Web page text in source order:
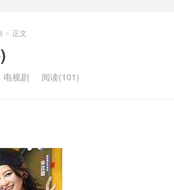
> 正文
电视剧 阅读(101)